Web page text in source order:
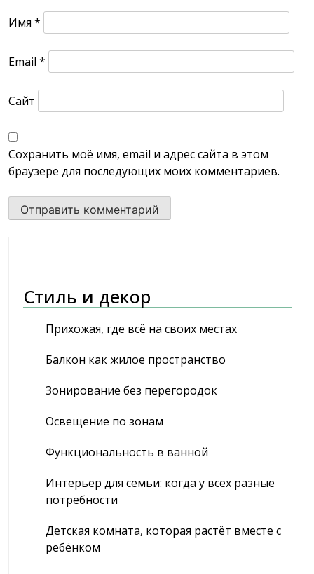
Имя *
Email *
Сайт
Сохранить моё имя, email и адрес сайта в этом
браузере для последующих моих комментариев.
Стиль и декор
Прихожая, где всё на своих местах
Балкон как жилое пространство
Зонирование без перегородок
Освещение по зонам
Функциональность в ванной
Интерьер для семьи: когда у всех разные
потребности
Детская комната, которая растёт вместе с
ребёнком